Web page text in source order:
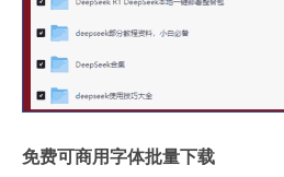
免费可商用字体批量下载